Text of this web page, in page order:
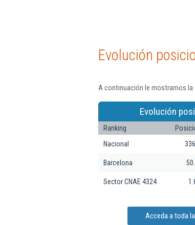
Evolución
A continuación le mostramos la
Evolución
Ranking
Nacional
Barcelona
Sector CNAE 4324
Acceda a toda